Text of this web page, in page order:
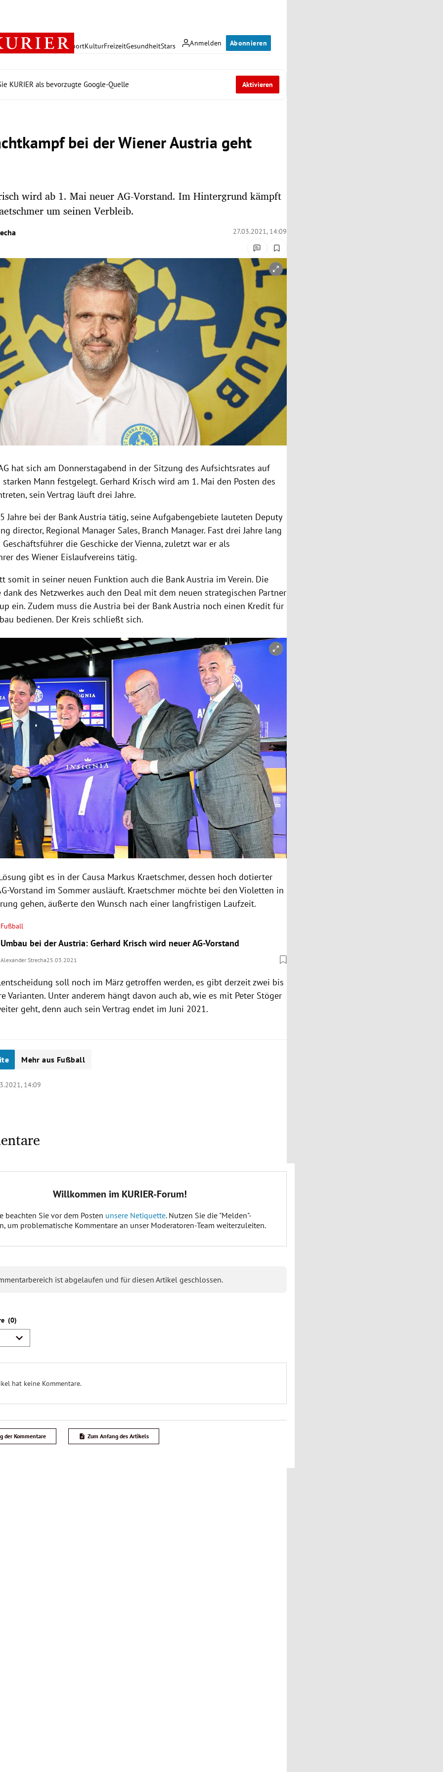
Anmelden Abonnieren
PolitikWirtschaft SportKulturFreizeitGesundheitStars
KURIER als bevorzugte Google-Quelle Aktivieren
bei der Wiener Austria geht
wird ab 1. Mai neuer AG-Vorstand. Im Hintergrund kämpft
um seinen Verbleib.
27.03.2021, 14:09
öffnen/schließen
hat sich am Donnerstagabend in der Sitzung des Aufsichtsrates auf
Mann festgelegt. Gerhard Krisch wird am 1. Mai den Posten des
sein Vertrag läuft drei Jahre.
Jahre bei der Bank Austria tätig, seine Aufgabengebiete lauteten Deputy
director, Regional Manager Sales, Branch Manager. Fast drei Jahre lang
die Geschicke der Vienna, zuletzt war er als
des Wiener Eislaufvereins tätig.
somit in seiner neuen Funktion auch die Bank Austria im Verein. Die
dank des Netzwerkes auch den Deal mit dem neuen strategischen Partner
ein. Zudem muss die Austria bei der Bank Austria noch einen Kredit für
bedienen. Der Kreis schließt sich.
öffnen/schließen
gibt es in der Causa Markus Kraetschmer, dessen hoch dotierter
Vorstand im Sommer ausläuft. Kraetschmer möchte bei den Violetten in
gehen, äußerte den Wunsch nach einer langfristigen Laufzeit.
Fußball
Umbau bei der Austria: Gerhard Krisch wird neuer AG-Vorstand
Alexander Strecha25.03.2021
soll noch im März getroffen werden, es gibt derzeit zwei bis
Varianten. Unter anderem hängt davon auch ab, wie es mit Peter Stöger
geht, denn auch sein Vertrag endet im Juni 2021.
Mehr aus Fußball
14:09